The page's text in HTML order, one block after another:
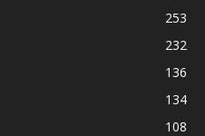
253
232
136
134
108